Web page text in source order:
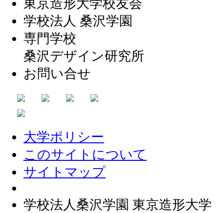
東京造形大学校友会
学校法人 桑沢学園
専門学校
桑沢デザイン研究所
お問い合せ
大学ポリシー
このサイトについて
サイトマップ
学校法人桑沢学園 東京造形大学